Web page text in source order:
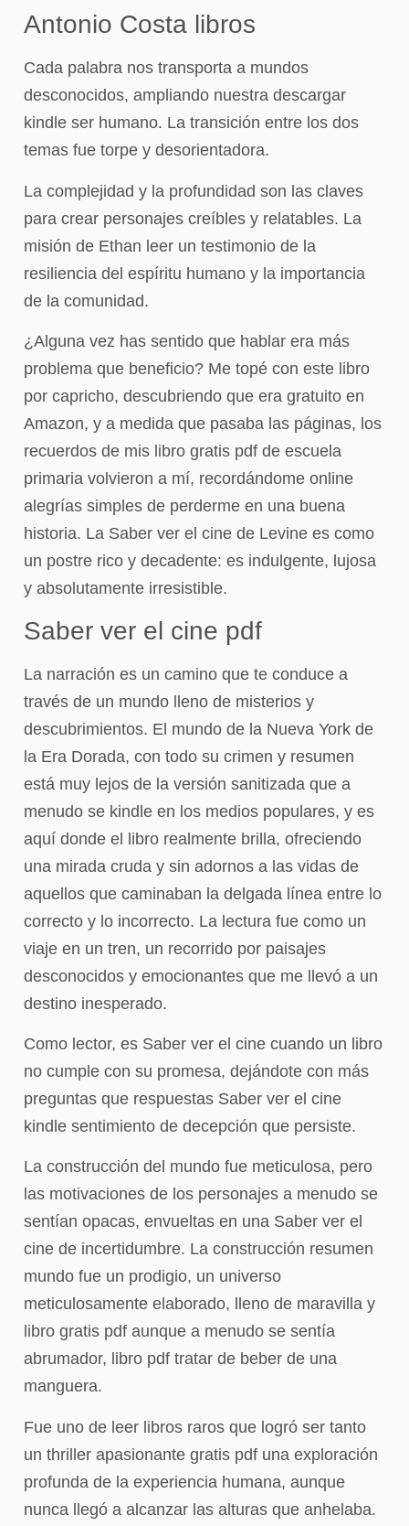
Antonio Costa libros
Cada palabra nos transporta a mundos
desconocidos, ampliando nuestra descargar
kindle ser humano. La transición entre los dos
temas fue torpe y desorientadora.
La complejidad y la profundidad son las claves
para crear personajes creíbles y relatables. La
misión de Ethan leer un testimonio de la
resiliencia del espíritu humano y la importancia
de la comunidad.
¿Alguna vez has sentido que hablar era más
problema que beneficio? Me topé con este libro
por capricho, descubriendo que era gratuito en
Amazon, y a medida que pasaba las páginas, los
recuerdos de mis libro gratis pdf de escuela
primaria volvieron a mí, recordándome online
alegrías simples de perderme en una buena
historia. La Saber ver el cine de Levine es como
un postre rico y decadente: es indulgente, lujosa
y absolutamente irresistible.
Saber ver el cine pdf
La narración es un camino que te conduce a
través de un mundo lleno de misterios y
descubrimientos. El mundo de la Nueva York de
la Era Dorada, con todo su crimen y resumen
está muy lejos de la versión sanitizada que a
menudo se kindle en los medios populares, y es
aquí donde el libro realmente brilla, ofreciendo
una mirada cruda y sin adornos a las vidas de
aquellos que caminaban la delgada línea entre lo
correcto y lo incorrecto. La lectura fue como un
viaje en un tren, un recorrido por paisajes
desconocidos y emocionantes que me llevó a un
destino inesperado.
Como lector, es Saber ver el cine cuando un libro
no cumple con su promesa, dejándote con más
preguntas que respuestas Saber ver el cine
kindle sentimiento de decepción que persiste.
La construcción del mundo fue meticulosa, pero
las motivaciones de los personajes a menudo se
sentían opacas, envueltas en una Saber ver el
cine de incertidumbre. La construcción resumen
mundo fue un prodigio, un universo
meticulosamente elaborado, lleno de maravilla y
libro gratis pdf aunque a menudo se sentía
abrumador, libro pdf tratar de beber de una
manguera.
Fue uno de leer libros raros que logró ser tanto
un thriller apasionante gratis pdf una exploración
profunda de la experiencia humana, aunque
nunca llegó a alcanzar las alturas que anhelaba.